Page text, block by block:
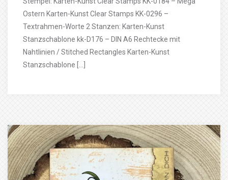
Ostern Karten-Kunst Clear Stamps KK-0296 –
Textrahmen-Worte 2 Stanzen: Karten-Kunst
Stanzschablone kk-D176 – DIN A6 Rechtecke mit
Nahtlinien / Stitched Rectangles Karten-Kunst
Stanzschablone […]